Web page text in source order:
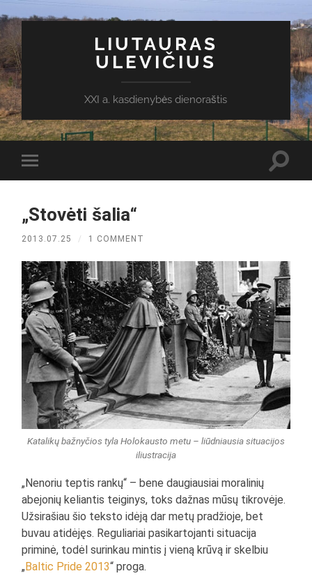
LIUTAURAS
ULEVIČIUS
XXI a. kasdienybės dienoraštis
Toggle
mobile
„Stovėti šalia“
2013.07.25 / 1 COMMENT
Katalikų bažnyčios tyla Holokausto metu – liūdniausia situacijos
iliustracija
„Nenoriu teptis rankų“ – bene daugiausiai moralinių
abejonių keliantis teiginys, toks dažnas mūsų tikrovėje.
Užsirašiau šio teksto idėją dar metų pradžioje, bet
buvau atidėjęs. Reguliariai pasikartojanti situacija
priminė, todėl surinkau mintis į vieną krūvą ir skelbiu
„Baltic Pride 2013“ proga.